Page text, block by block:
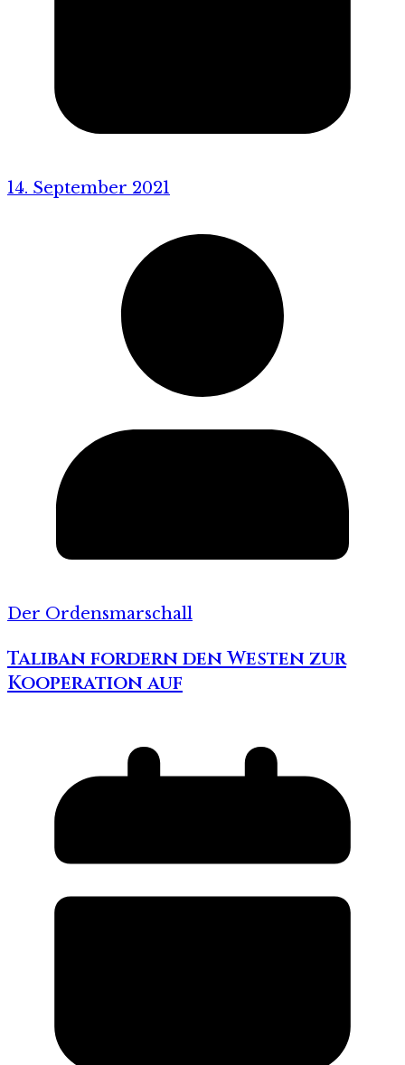
14. September 2021
Der Ordensmarschall
Taliban fordern den Westen zur
Kooperation auf